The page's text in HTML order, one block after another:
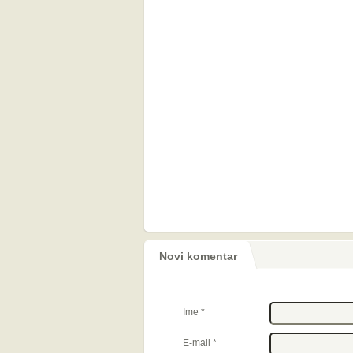
Novi komentar
Ime *
E-mail *